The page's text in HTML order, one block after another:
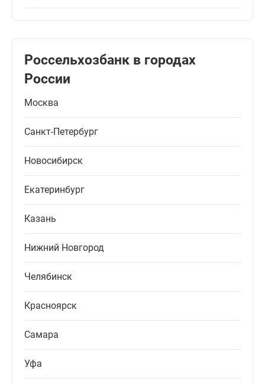
Россельхозбанк в городах
России
Москва
Санкт-Петербург
Новосибирск
Екатеринбург
Казань
Нижний Новгород
Челябинск
Красноярск
Самара
Уфа